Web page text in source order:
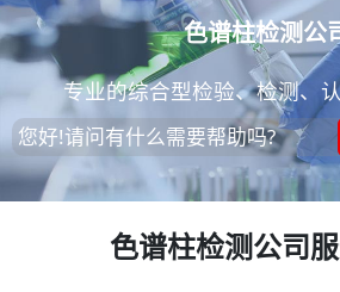
色谱柱检测公
专业的综合型检验、检测、
您好!请问有什么需要帮助吗?
色谱柱检测公司